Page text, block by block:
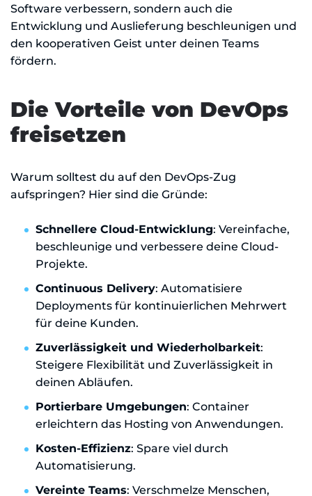
Software verbessern, sondern auch die
Entwicklung und Auslieferung beschleunigen und
den kooperativen Geist unter deinen Teams
fördern.
Die Vorteile von DevOps
freisetzen
Warum solltest du auf den DevOps-Zug
aufspringen? Hier sind die Gründe:
Schnellere Cloud-Entwicklung: Vereinfache,
beschleunige und verbessere deine Cloud-
Projekte.
Continuous Delivery: Automatisiere
Deployments für kontinuierlichen Mehrwert
für deine Kunden.
Zuverlässigkeit und Wiederholbarkeit:
Steigere Flexibilität und Zuverlässigkeit in
deinen Abläufen.
Portierbare Umgebungen: Container
erleichtern das Hosting von Anwendungen.
Kosten-Effizienz: Spare viel durch
Automatisierung.
Vereinte Teams: Verschmelze Menschen,